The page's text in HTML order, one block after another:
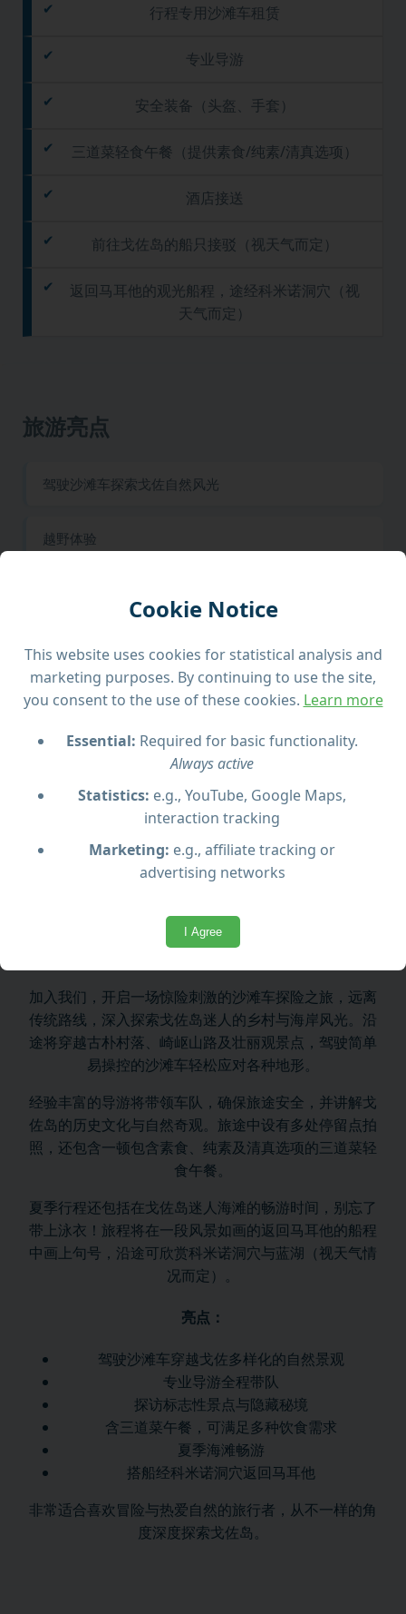
Cookie Notice
This website uses cookies for statistical analysis and
marketing purposes. By continuing to use the site,
you consent to the use of these cookies. Learn more
Essential: Required for basic functionality.
Always active
Statistics: e.g., YouTube, Google Maps,
interaction tracking
Marketing: e.g., affiliate tracking or
advertising networks
I Agree
行程专用沙滩车租赁
专业导游
安全装备（头盔、手套）
三道菜轻食午餐（提供素食/纯素/清真选项）
酒店接送
前往戈佐岛的船只接驳（视天气而定）
返回马耳他的观光船程，途经科米诺洞穴（视
天气而定）
旅游亮点
驾驶沙滩车探索戈佐自然风光
越野体验
三道菜午餐
夏季畅泳
通过这次全天越野沙滩车之旅，探索戈佐岛的原始之
美。由本地向导带领，你将驾驶自己的沙滩车，穿越风
加入我们，开启一场惊险刺激的沙滩车探险之旅，远离
传统路线，深入探索戈佐岛迷人的乡村与海岸风光。沿
途将穿越古朴村落、崎岖山路及壮丽观景点，驾驶简单
易操控的沙滩车轻松应对各种地形。
经验丰富的导游将带领车队，确保旅途安全，并讲解戈
佐岛的历史文化与自然奇观。旅途中设有多处停留点拍
照，还包含一顿包含素食、纯素及清真选项的三道菜轻
食午餐。
夏季行程还包括在戈佐岛迷人海滩的畅游时间，别忘了
带上泳衣！旅程将在一段风景如画的返回马耳他的船程
中画上句号，沿途可欣赏科米诺洞穴与蓝湖（视天气情
况而定）。
亮点：
驾驶沙滩车穿越戈佐多样化的自然景观
专业导游全程带队
探访标志性景点与隐藏秘境
含三道菜午餐，可满足多种饮食需求
夏季海滩畅游
搭船经科米诺洞穴返回马耳他
非常适合喜欢冒险与热爱自然的旅行者，从不一样的角
度深度探索戈佐岛。